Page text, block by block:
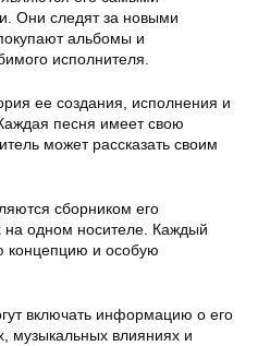
Они следят за новыми
альбомы и
исполнителя.
ее создания, исполнения и
песня имеет свою
может рассказать своим
сборником его
одном носителе. Каждый
концепцию и особую
включать информацию о его
музыкальных влияниях и